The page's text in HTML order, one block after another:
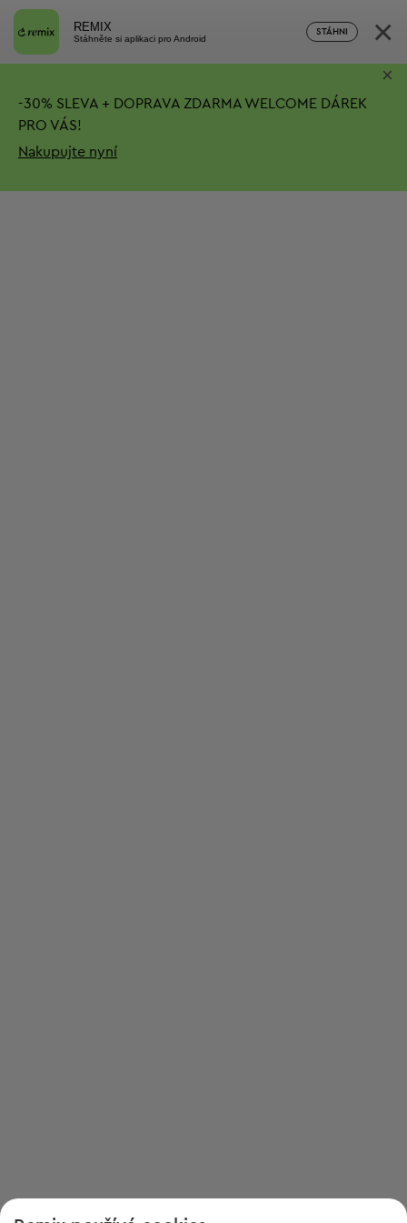
REMIX
Stáhněte si aplikaci pro Android
STÁHNI ×
-30% SLEVA + DOPRAVA ZDARMA WELCOME DÁREK
PRO VÁS!
Nakupujte nyní
×